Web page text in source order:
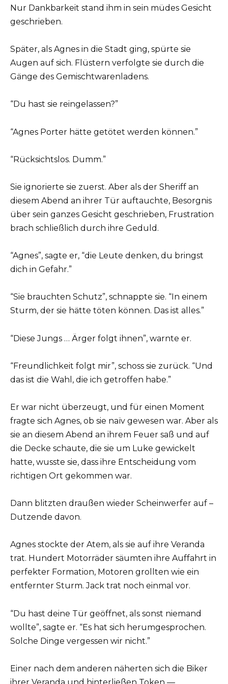
Nur Dankbarkeit stand ihm in sein müdes Gesicht
geschrieben.
Später, als Agnes in die Stadt ging, spürte sie
Augen auf sich. Flüstern verfolgte sie durch die
Gänge des Gemischtwarenladens.
“Du hast sie reingelassen?”
“Agnes Porter hätte getötet werden können.”
“Rücksichtslos. Dumm.”
Sie ignorierte sie zuerst. Aber als der Sheriff an
diesem Abend an ihrer Tür auftauchte, Besorgnis
über sein ganzes Gesicht geschrieben, Frustration
brach schließlich durch ihre Geduld.
“Agnes”, sagte er, “die Leute denken, du bringst
dich in Gefahr.”
“Sie brauchten Schutz”, schnappte sie. “In einem
Sturm, der sie hätte töten können. Das ist alles.”
“Diese Jungs … Ärger folgt ihnen”, warnte er.
“Freundlichkeit folgt mir”, schoss sie zurück. “Und
das ist die Wahl, die ich getroffen habe.”
Er war nicht überzeugt, und für einen Moment
fragte sich Agnes, ob sie naïv gewesen war. Aber als
sie an diesem Abend an ihrem Feuer saß und auf
die Decke schaute, die sie um Luke gewickelt
hatte, wusste sie, dass ihre Entscheidung vom
richtigen Ort gekommen war.
Dann blitzten draußen wieder Scheinwerfer auf –
Dutzende davon.
Agnes stockte der Atem, als sie auf ihre Veranda
trat. Hundert Motorräder säumten ihre Auffahrt in
perfekter Formation, Motoren grollten wie ein
entfernter Sturm. Jack trat noch einmal vor.
“Du hast deine Tür geöffnet, als sonst niemand
wollte”, sagte er. “Es hat sich herumgesprochen.
Solche Dinge vergessen wir nicht.”
Einer nach dem anderen näherten sich die Biker
ihrer Veranda und hinterließen Token —